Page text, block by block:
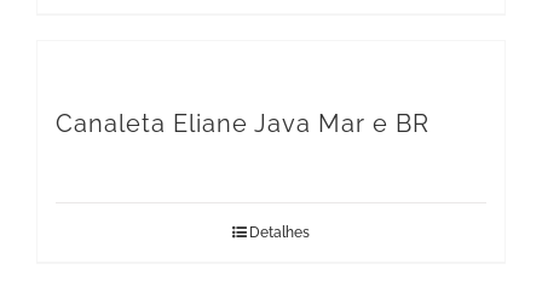
Canaleta Eliane Java Mar e BR
Detalhes